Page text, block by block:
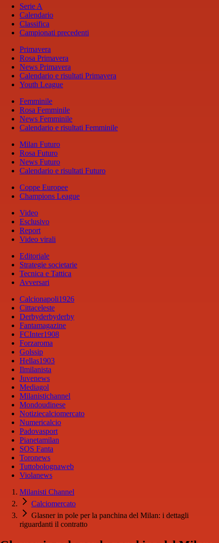
Serie A
Calendario
Classifica
Campionati precedenti
Primavera
Rosa Primavera
News Primavera
Calendario e risultati Primavera
Youth League
Femminile
Rosa Femminile
News Femminile
Calendario e risultati Femminile
Milan Futuro
Rosa Futuro
News Futuro
Calendario e risultati Futuro
Coppe Europee
Champions League
Video
Esclusivo
Report
Video virali
Editoriale
Strategie societarie
Tecnica e Tattica
Avversari
Calcionapoli1926
Cittaceleste
Derbyderbyderby
Fantamagazine
FCInter1908
Forzaroma
Golssip
Hellas1903
Ilmilanista
Juvenews
Mediagol
Milanistichannel
Mondoudinese
Notiziecalciomercato
Numericalcio
Padovasport
Pianetamilan
SOS Fanta
Toronews
Tuttobolognaweb
Violanews
Milanisti Channel
Calciomercato
Glasner in pole per la panchina del Milan: i dettagli
riguardanti il contratto